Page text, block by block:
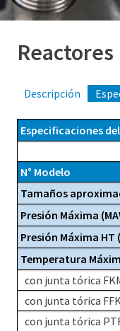
Descripción
Especificaciones
N° Modelo
Tamaños
Presión Máxima
Presión Máxima HT
Temperatura
con junta tórica
con junta tórica
con junta tórica